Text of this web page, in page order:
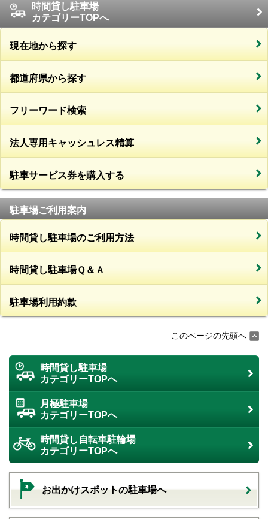
時間貸し駐車場
カテゴリーTOPへ
現在地から探す
都道府県から探す
フリーワード検索
法人専用キャッシュレス精算
駐車サービス券を購入する
駐車場ご利用案内
時間貸し駐車場のご利用方法
時間貸し駐車場Ｑ＆Ａ
駐車場利用約款
このページの先頭へ
時間貸し駐車場
カテゴリーTOPへ
月極駐車場
カテゴリーTOPへ
時間貸し自転車駐輪場
カテゴリーTOPへ
お出かけスポットの駐車場へ